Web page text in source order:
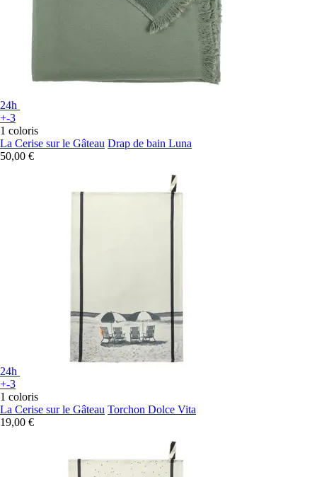
24h
+-3
1 coloris
La Cerise sur le Gâteau Drap de bain Luna
50,00 €
24h
+-3
1 coloris
La Cerise sur le Gâteau Torchon Dolce Vita
19,00 €